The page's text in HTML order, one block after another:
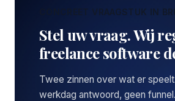
CONCREET VRAAGSTUK IN
Stel uw vraag. Wij
freelance software
Twee zinnen over wat er
werkdag antwoord, geen funnel.